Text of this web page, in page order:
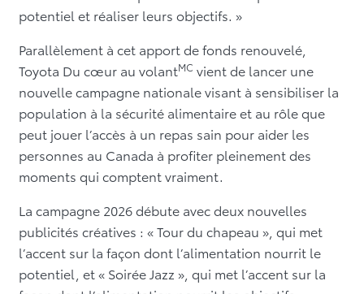
potentiel et réaliser leurs objectifs. »
Parallèlement à cet apport de fonds renouvelé,
Toyota Du cœur au volantMC vient de lancer une
nouvelle campagne nationale visant à sensibiliser la
population à la sécurité alimentaire et au rôle que
peut jouer l’accès à un repas sain pour aider les
personnes au Canada à profiter pleinement des
moments qui comptent vraiment.
La campagne 2026 débute avec deux nouvelles
publicités créatives : « Tour du chapeau », qui met
l’accent sur la façon dont l’alimentation nourrit le
potentiel, et « Soirée Jazz », qui met l’accent sur la